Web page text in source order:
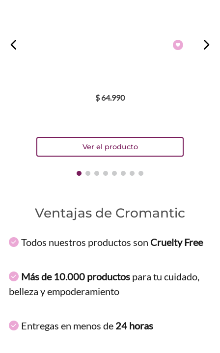
$ 64.990
Ventajas de Cromantic
Todos nuestros productos son Cruelty Free
Más de 10.000 productos para tu cuidado,
belleza y empoderamiento
Entregas en menos de 24 horas